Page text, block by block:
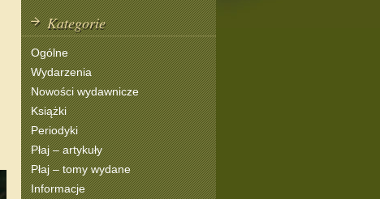
Kategorie
Ogólne
Wydarzenia
Nowości wydawnicze
Książki
Periodyki
Płaj – artykuły
Płaj – tomy wydane
Informacje